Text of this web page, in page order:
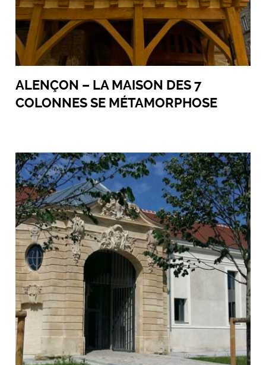
ALENÇON – LA MAISON DES 7
COLONNES SE MÉTAMORPHOSE